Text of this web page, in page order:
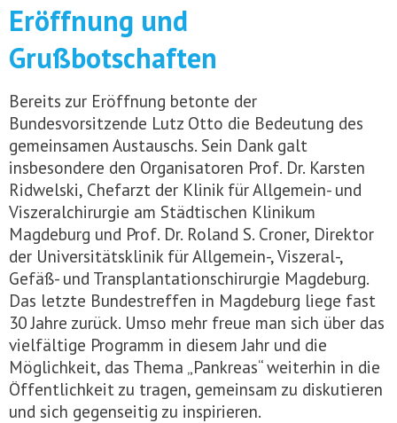
Eröffnung und
Grußbotschaften
Bereits zur Eröffnung betonte der
Bundesvorsitzende Lutz Otto die Bedeutung des
gemeinsamen Austauschs. Sein Dank galt
insbesondere den Organisatoren Prof. Dr. Karsten
Ridwelski, Chefarzt der Klinik für Allgemein- und
Viszeralchirurgie am Städtischen Klinikum
Magdeburg und Prof. Dr. Roland S. Croner, Direktor
der Universitätsklinik für Allgemein-, Viszeral-,
Gefäß- und Transplantationschirurgie Magdeburg.
Das letzte Bundestreffen in Magdeburg liege fast
30 Jahre zurück. Umso mehr freue man sich über das
vielfältige Programm in diesem Jahr und die
Möglichkeit, das Thema „Pankreas“ weiterhin in die
Öffentlichkeit zu tragen, gemeinsam zu diskutieren
und sich gegenseitig zu inspirieren.